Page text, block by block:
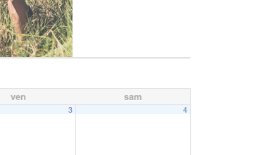
ven sam
3 4